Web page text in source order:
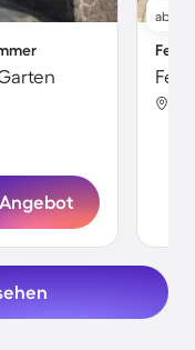
ab